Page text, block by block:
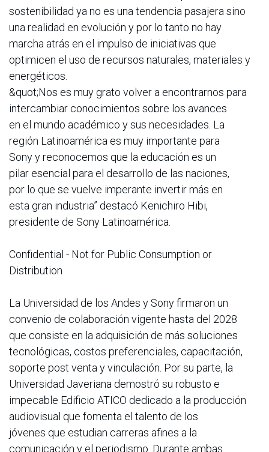
sostenibilidad ya no es una tendencia pasajera sino
una realidad en evolución y por lo tanto no hay
marcha atrás en el impulso de iniciativas que
optimicen el uso de recursos naturales, materiales y
energéticos.
&quot;Nos es muy grato volver a encontrarnos para
intercambiar conocimientos sobre los avances
en el mundo académico y sus necesidades. La
región Latinoamérica es muy importante para
Sony y reconocemos que la educación es un
pilar esencial para el desarrollo de las naciones,
por lo que se vuelve imperante invertir más en
esta gran industria” destacó Kenichiro Hibi,
presidente de Sony Latinoamérica.
Confidential - Not for Public Consumption or
Distribution
La Universidad de los Andes y Sony firmaron un
convenio de colaboración vigente hasta del 2028
que consiste en la adquisición de más soluciones
tecnológicas, costos preferenciales, capacitación,
soporte post venta y vinculación. Por su parte, la
Universidad Javeriana demostró su robusto e
impecable Edificio ATICO dedicado a la producción
audiovisual que fomenta el talento de los
jóvenes que estudian carreras afines a la
comunicación y el periodismo. Durante ambas